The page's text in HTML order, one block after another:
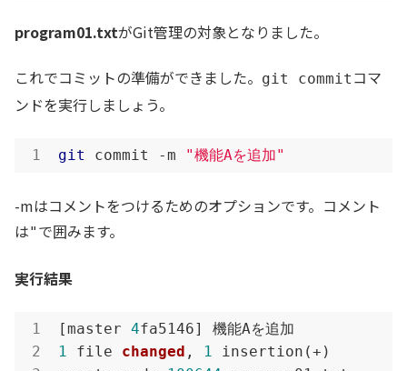
program01.txtがGit管理の対象となりました。
これでコミットの準備ができました。 git commit コマ
ンドを実行しましょう。
git commit -m "機能Aを追加"
-mはコメントをつけるためのオプションです。コメント
は" で囲みます。
実行結果
[master 4
1 file changed , 1 insertion(+)